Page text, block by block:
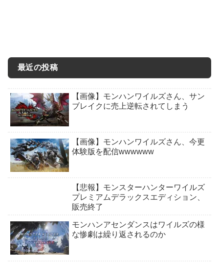
最近の投稿
【画像】モンハンワイルズさん、サン
ブレイクに売上逆転されてしまう
【画像】モンハンワイルズさん、今更
体験版を配信wwwwww
【悲報】モンスターハンターワイルズ
プレミアムデラックスエディション、
販売終了
モンハンアセンダンスはワイルズの様
な惨劇は繰り返されるのか